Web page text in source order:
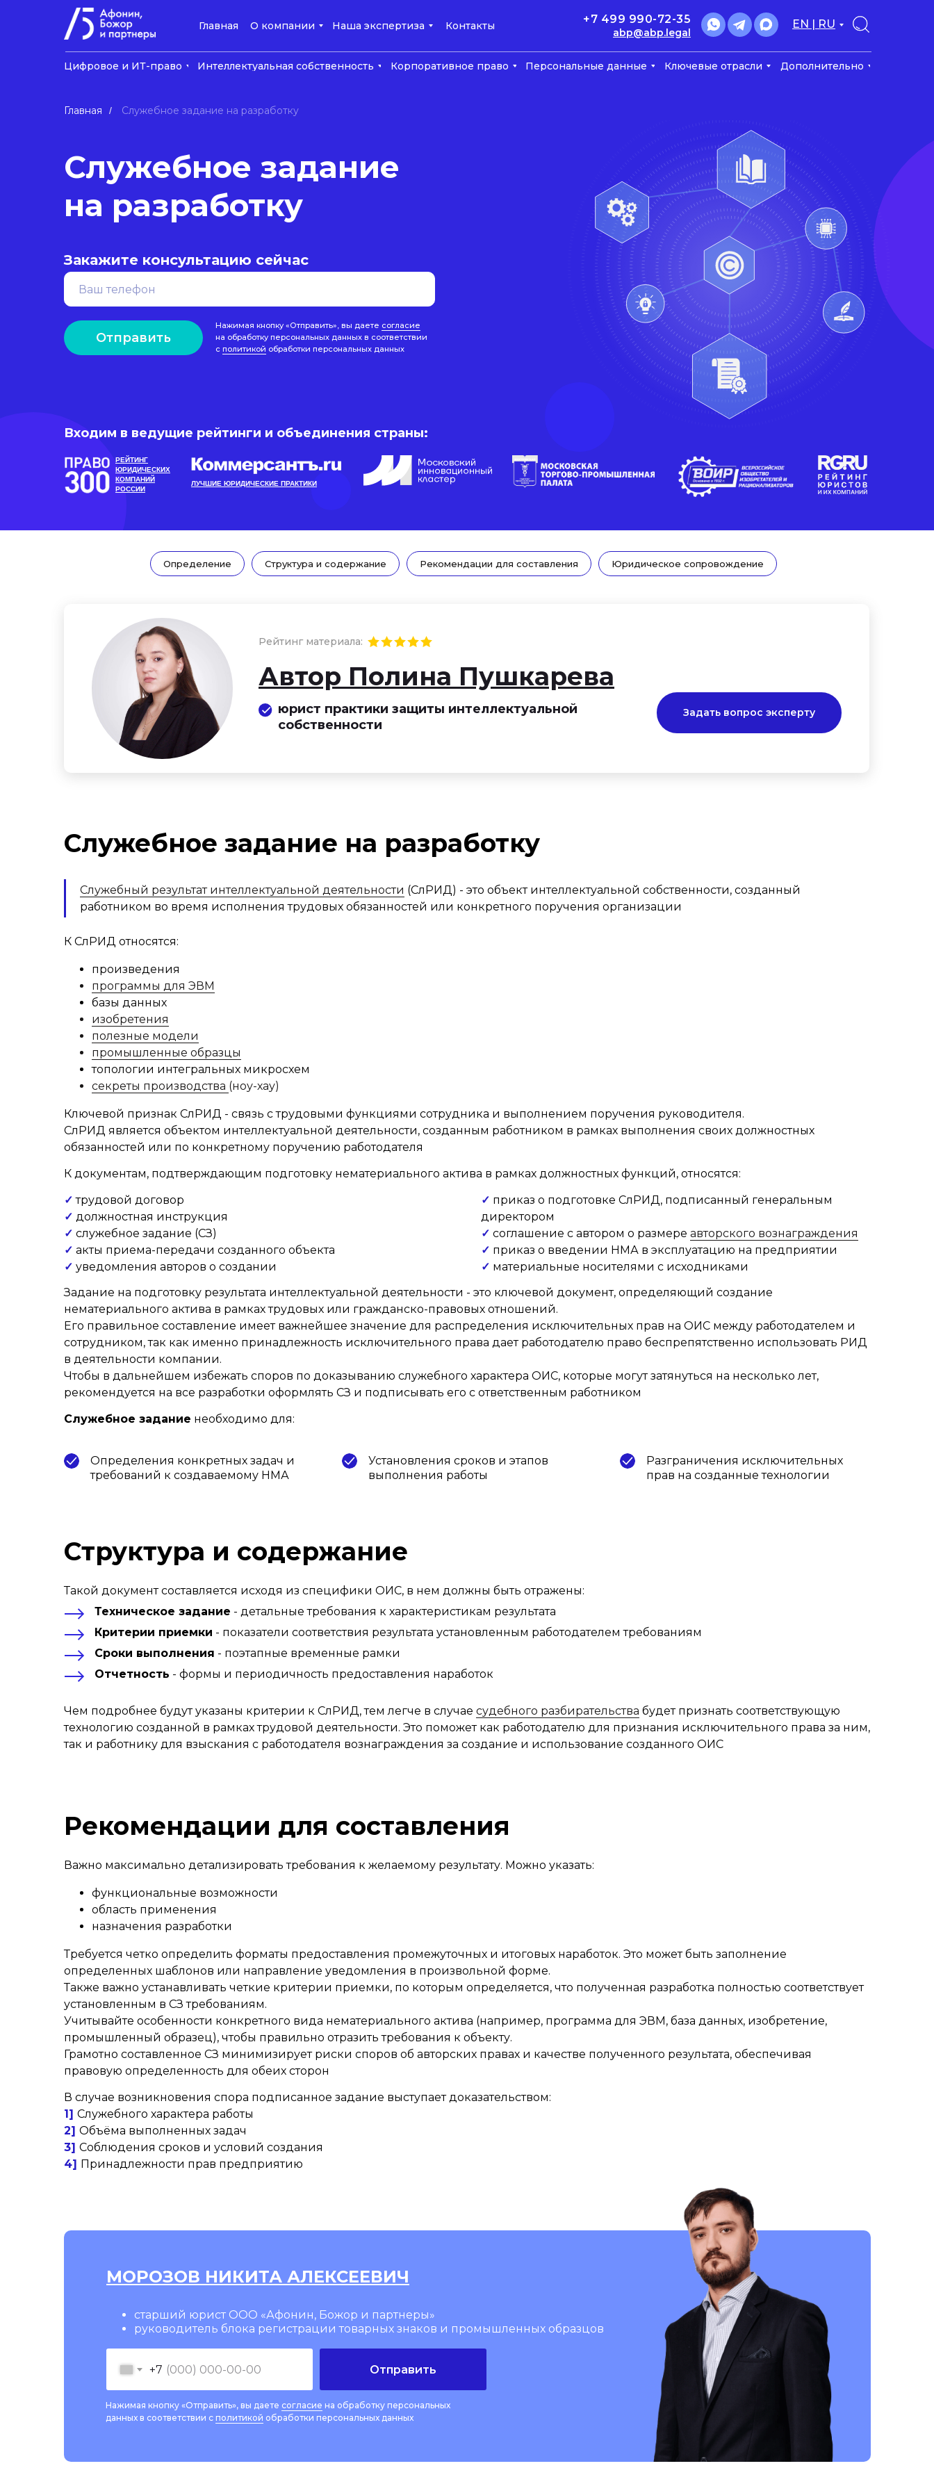
Главная О компании Наша экспертиза Контакты
Цифровое и ИТ-право Интеллектуальная собственность Корпоративное право Персональные данные Ключевые отрасли Дополнительно
abp@abp.legal
+7 499 990-72-35 EN | RU
Главная / Служебное задание на разработку
Служебное задание
на разработку
Закажите консультацию сейчас
Отправить
Нажимая кнопку «Отправить», вы даете согласие
на обработку персональных данных в соответствии
с политикой обработки персональных данных
Входим в ведущие рейтинги и объединения страны:
РЕЙТИНГ
ЮРИДИЧЕСКИХ
КОМПАНИЙ
РОССИИ
ЛУЧШИЕ ЮРИДИЧЕСКИЕ ПРАКТИКИ
Определение Структура и содержание Рекомендации для составления Юридическое сопровождение
Автор Полина Пушкарева
юрист практики защиты интеллектуальной
собственности
Рейтинг материала:
Задать вопрос эксперту
Служебное задание на разработку
Служебный результат интеллектуальной деятельности (СлРИД) - это объект интеллектуальной собственности, созданный
работником во время исполнения трудовых обязанностей или конкретного поручения организации
К СлРИД относятся:
произведения
программы для ЭВМ
базы данных
изобретения
полезные модели
промышленные образцы
топологии интегральных микросхем
секреты производства (ноу-хау)
Ключевой признак СлРИД - связь с трудовыми функциями сотрудника и выполнением поручения руководителя.
СлРИД является объектом интеллектуальной деятельности, созданным работником в рамках выполнения своих должностных
обязанностей или по конкретному поручению работодателя
К документам, подтверждающим подготовку нематериального актива в рамках должностных функций, относятся:
✓ трудовой договор
✓ должностная инструкция
✓ служебное задание (СЗ)
✓ акты приема-передачи созданного объекта
✓ уведомления авторов о создании
✓ приказ о подготовке СлРИД, подписанный генеральным
директором
✓ соглашение с автором о размере авторского вознаграждения
✓ приказ о введении НМА в эксплуатацию на предприятии
✓ материальные носителями с исходниками
Задание на подготовку результата интеллектуальной деятельности - это ключевой документ, определяющий создание
нематериального актива в рамках трудовых или гражданско-правовых отношений.
Его правильное составление имеет важнейшее значение для распределения исключительных прав на ОИС между работодателем и
сотрудником, так как именно принадлежность исключительного права дает работодателю право беспрепятственно использовать РИД
в деятельности компании.
Чтобы в дальнейшем избежать споров по доказыванию служебного характера ОИС, которые могут затянуться на несколько лет,
рекомендуется на все разработки оформлять СЗ и подписывать его с ответственным работником
Служебное задание необходимо для:
Определения конкретных задач и
требований к создаваемому НМА
Установления сроков и этапов
выполнения работы
Разграничения исключительных
прав на созданные технологии
Структура и содержание
Такой документ составляется исходя из специфики ОИС, в нем должны быть отражены:
Техническое задание - детальные требования к характеристикам результата
Критерии приемки - показатели соответствия результата установленным работодателем требованиям
Сроки выполнения - поэтапные временные рамки
Отчетность - формы и периодичность предоставления наработок
Чем подробнее будут указаны критерии к СлРИД, тем легче в случае судебного разбирательства будет признать соответствующую
технологию созданной в рамках трудовой деятельности. Это поможет как работодателю для признания исключительного права за ним,
так и работнику для взыскания с работодателя вознаграждения за создание и использование созданного ОИС
Рекомендации для составления
Важно максимально детализировать требования к желаемому результату. Можно указать:
функциональные возможности
область применения
назначения разработки
Требуется четко определить форматы предоставления промежуточных и итоговых наработок. Это может быть заполнение
определенных шаблонов или направление уведомления в произвольной форме.
Также важно устанавливать четкие критерии приемки, по которым определяется, что полученная разработка полностью соответствует
установленным в СЗ требованиям.
Учитывайте особенности конкретного вида нематериального актива (например, программа для ЭВМ, база данных, изобретение,
промышленный образец), чтобы правильно отразить требования к объекту.
Грамотно составленное СЗ минимизирует риски споров об авторских правах и качестве полученного результата, обеспечивая
правовую определенность для обеих сторон
В случае возникновения спора подписанное задание выступает доказательством:
1] Служебного характера работы
2] Объёма выполненных задач
3] Соблюдения сроков и условий создания
4] Принадлежности прав предприятию
МОРОЗОВ НИКИТА АЛЕКСЕЕВИЧ
+7 Отправить
старший юрист ООО «Афонин, Божор и партнеры»
руководитель блока регистрации товарных знаков и промышленных образцов
Нажимая кнопку «Отправить», вы даете согласие на обработку персональных
данных в соответствии с политикой обработки персональных данных